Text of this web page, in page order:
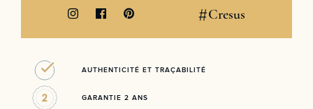
#Cresus
AUTHENTICITÉ ET TRAÇABILITÉ
GARANTIE 2 ANS